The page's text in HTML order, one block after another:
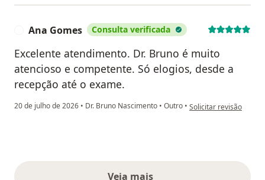
Ana Gomes Consulta verificada
Excelente atendimento. Dr. Bruno é muito
atencioso e competente. Só elogios, desde a
recepção até o exame.
20 de julho de 2026 • Dr. Bruno Nascimento • Outro • na opinião do
Solicitar revisão
Veja mais